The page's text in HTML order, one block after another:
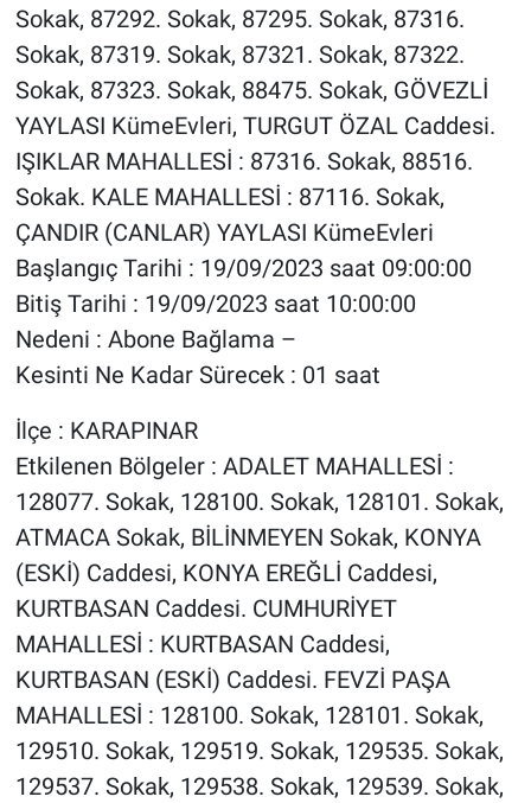
Sokak, 87292. Sokak, 87295. Sokak, 87316.
Sokak, 87319. Sokak, 87321. Sokak, 87322.
Sokak, 87323. Sokak, 88475. Sokak, GÖVEZLİ
YAYLASI KümeEvleri, TURGUT ÖZAL Caddesi.
IŞIKLAR MAHALLESİ : 87316. Sokak, 88516.
Sokak. KALE MAHALLESİ : 87116. Sokak,
ÇANDIR (CANLAR) YAYLASI KümeEvleri
Başlangıç Tarihi : 19/09/2023 saat 09:00:00
Bitiş Tarihi : 19/09/2023 saat 10:00:00
Nedeni : Abone Bağlama –
Kesinti Ne Kadar Sürecek : 01 saat
İlçe : KARAPINAR
Etkilenen Bölgeler : ADALET MAHALLESİ :
128077. Sokak, 128100. Sokak, 128101. Sokak,
ATMACA Sokak, BİLİNMEYEN Sokak, KONYA
(ESKİ) Caddesi, KONYA EREĞLİ Caddesi,
KURTBASAN Caddesi. CUMHURİYET
MAHALLESİ : KURTBASAN Caddesi,
KURTBASAN (ESKİ) Caddesi. FEVZİ PAŞA
MAHALLESİ : 128100. Sokak, 128101. Sokak,
129510. Sokak, 129519. Sokak, 129535. Sokak,
129537. Sokak, 129538. Sokak, 129539. Sokak,